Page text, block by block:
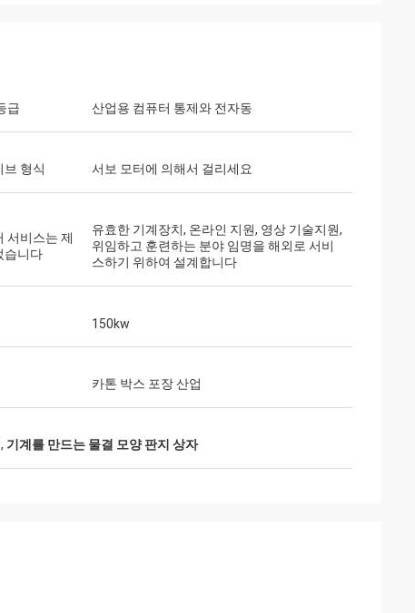
그것은 매우 안정
.
급 산업용 컴퓨터 통제와 전자동
브 형식 서보 모터에 의해서 걸리세요
서비스는 제
습니다
유효한 기계장치, 온라인 지원, 영상 기술지원,
위임하고 훈련하는 분야 임명을 해외로 서비
스하기 위하여 설계합니다
150kw
카톤 박스 포장 산업
, 기계를 만드는 물결 모양 판지 상자